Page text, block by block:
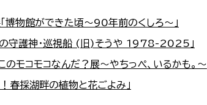
博物館ができた頃～90年前のくしろ～」
の守護神・巡視船 (旧)そうや 1978-2025」
のモコモコなんだ？展～やちっぺ、いるかも。～
春採湖畔の植物と花ごよみ」